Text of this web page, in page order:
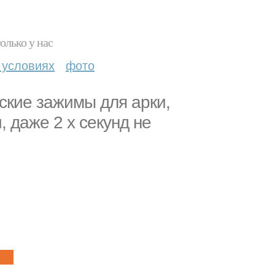
у нас
фото
зажимы для арки,
даже 2 х секунд не